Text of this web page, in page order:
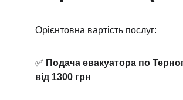
Орієнтовна вартість послуг:
✅ Подача евакуатора по
від 1300 грн